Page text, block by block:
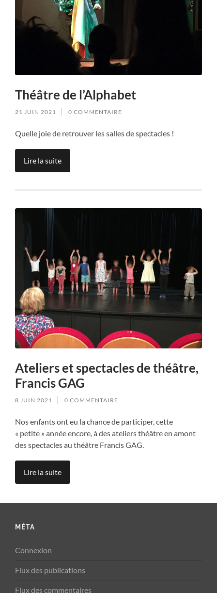
Théâtre de l’Alphabet
21 JUIN 2021 0 COMMENTAIRE
Quelle joie de retrouver les salles de spectacles !
Lire la suite
Ateliers et spectacles de théâtre,
Francis GAG
8 JUIN 2021 0 COMMENTAIRE
Nos enfants ont eu la chance de participer, cette
« petite » année encore, à des ateliers théâtre en amont
des spectacles au théâtre Francis GAG.
Lire la suite
MÉTA
Connexion
Flux des publications
Flux des commentaires